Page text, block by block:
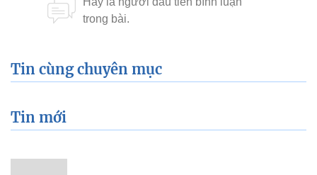
Tin cùng chuyên mục
Tin mới